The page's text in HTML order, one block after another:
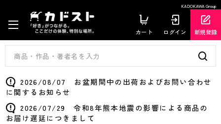
KADOKAWA Group
カート ログイン 新規登録
2026/08/07 お盆期間中の出荷およびお問い合わせ
に関するお知らせ
2026/07/29 令和8年熊本地震の影響による商品の
お届け遅延につきまして